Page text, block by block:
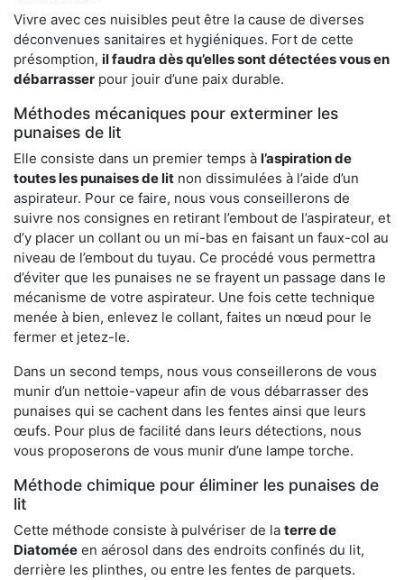
Vivre avec ces nuisibles peut être la cause de diverses
déconvenues sanitaires et hygiéniques. Fort de cette
présomption, il faudra dès qu’elles sont détectées vous en
débarrasser pour jouir d’une paix durable.
Méthodes mécaniques pour exterminer les
punaises de lit
Elle consiste dans un premier temps à l’aspiration de
toutes les punaises de lit non dissimulées à l’aide d’un
aspirateur. Pour ce faire, nous vous conseillerons de
suivre nos consignes en retirant l’embout de l’aspirateur, et
d’y placer un collant ou un mi-bas en faisant un faux-col au
niveau de l’embout du tuyau. Ce procédé vous permettra
d’éviter que les punaises ne se frayent un passage dans le
mécanisme de votre aspirateur. Une fois cette technique
menée à bien, enlevez le collant, faites un nœud pour le
fermer et jetez-le.
Dans un second temps, nous vous conseillerons de vous
munir d’un nettoie-vapeur afin de vous débarrasser des
punaises qui se cachent dans les fentes ainsi que leurs
œufs. Pour plus de facilité dans leurs détections, nous
vous proposerons de vous munir d’une lampe torche.
Méthode chimique pour éliminer les punaises de
lit
Cette méthode consiste à pulvériser de la terre de
Diatomée en aérosol dans des endroits confinés du lit,
derrière les plinthes, ou entre les fentes de parquets.